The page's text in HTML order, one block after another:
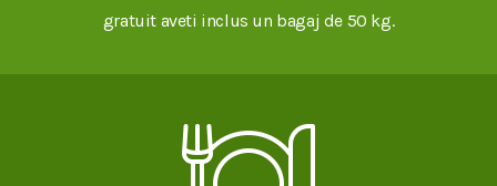
gratuit aveti inclus un bagaj de 50 kg.